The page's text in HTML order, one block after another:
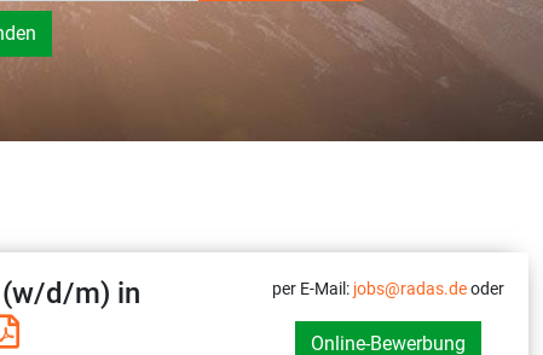
d/m) in
per E-Mail: jobs@radas.deoder
Online-Bewerbung